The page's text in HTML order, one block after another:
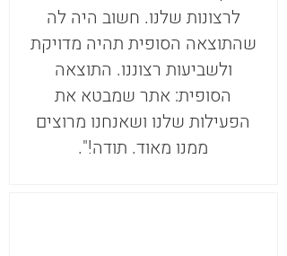
לרצונות שלנו. חשוב היה לה
שהתוצאה הסופית תהיה מדויקת
ולשביעות רצוננו. התוצאה
הסופית: אתר שמבטא את
הפעילות שלנו ושאנחנו מרוצים
ממנו מאוד. תודה!".